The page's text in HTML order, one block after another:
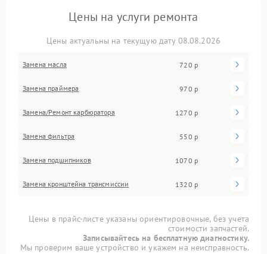
Цены на услуги ремонта
Цены актуальны на текущую дату 08.08.2026
Замена масла 720 р
Замена праймера 970 р
Замена/Pемонт карбюратора 1270 р
Замена фильтра 550 р
Замена подшипников 1070 р
Замена кронштейна трансмиссии 1320 р
Цены в прайс-листе указаны ориентировочные, без учета
стоимости запчастей.
Записывайтесь на бесплатную диагностику.
Мы проверим ваше устройство и укажем на неисправность.